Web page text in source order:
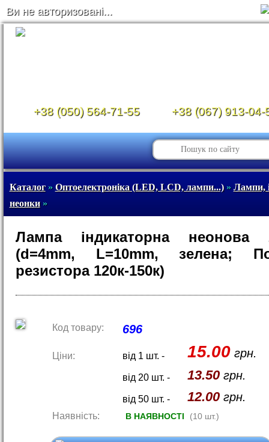
Ви не авторизовані...
+38 (050) 564-71-55 +38 (067) 913-04-
Каталог» Оптоелектроніка (LED, LCD, лампи...)» Лампи,
неонки»
Лампа індикаторна неонова
(d=4mm, L=10mm, зелена;
резистора 120к-150к)
Код товару: 696
Ціни: від 1 шт. - 15.00грн.
від 20 шт. - 13.50грн.
від 50 шт. - 12.00грн.
Наявність: В НАЯВНОСТІ (10 шт.)